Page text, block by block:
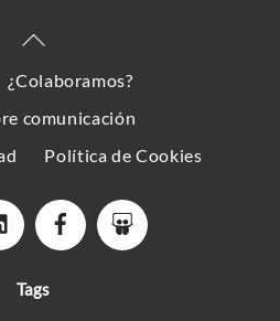
Back
Top
¿Colaboramos?
comunicación
Política de Cookies
Tags